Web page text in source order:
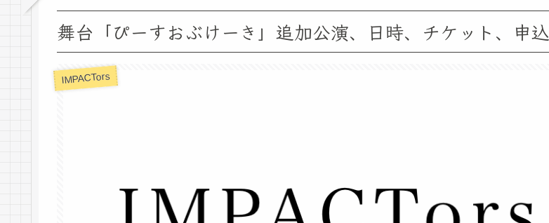
舞台「ぴーすおぶけーき」追加公演、日時、チケット、申込
IMPACTors